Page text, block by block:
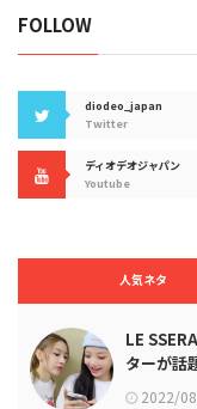
FOLLOW
diodeo_japan
Twitter
ディオデオジャパン
Youtube
人気ネタ
LE
ターが話
2022/